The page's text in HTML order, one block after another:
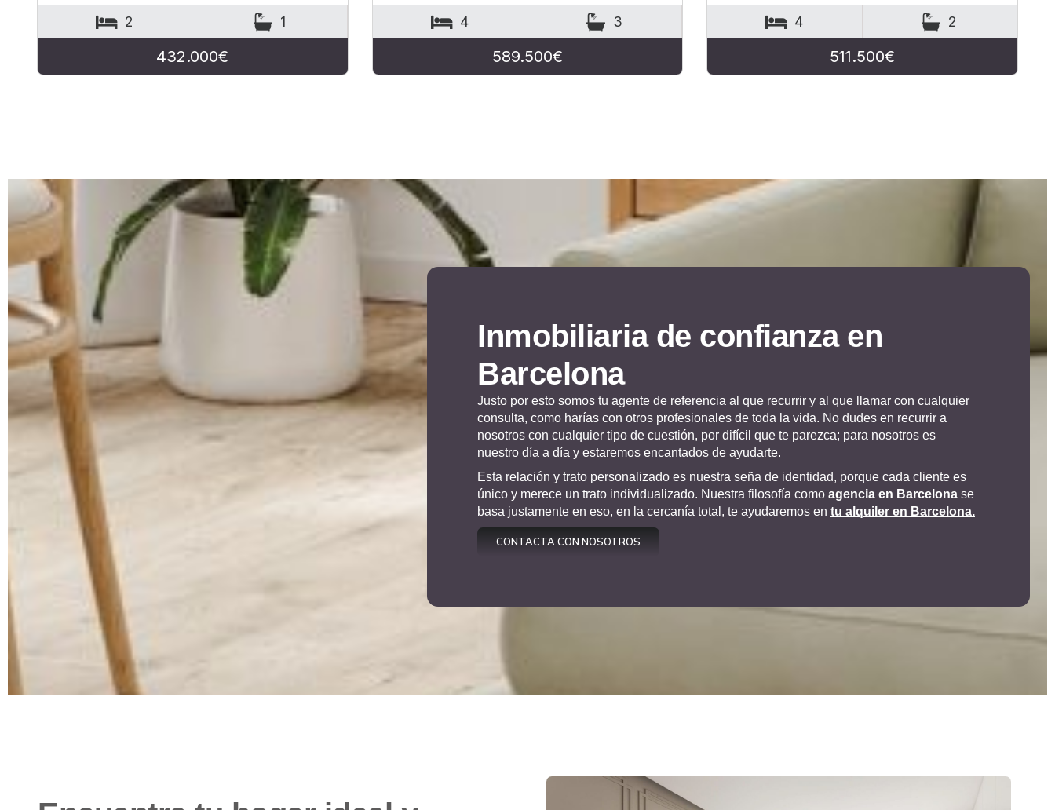
2 1
432.000€
4 3
589.500€
4 2
511.500€
Inmobiliaria de confianza en
Barcelona
Justo por esto somos tu agente de referencia al que recurrir y al que llamar con cualquier
consulta, como harías con otros profesionales de toda la vida. No dudes en recurrir a
nosotros con cualquier tipo de cuestión, por difícil que te parezca; para nosotros es
nuestro día a día y estaremos encantados de ayudarte.
Esta relación y trato personalizado es nuestra seña de identidad, porque cada cliente es
único y merece un trato individualizado. Nuestra filosofía como agencia en Barcelona se
basa justamente en eso, en la cercanía total, te ayudaremos en tu alquiler en Barcelona.
CONTACTA CON NOSOTROS